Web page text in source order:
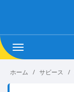
Toggle
navigation
ホーム サビース